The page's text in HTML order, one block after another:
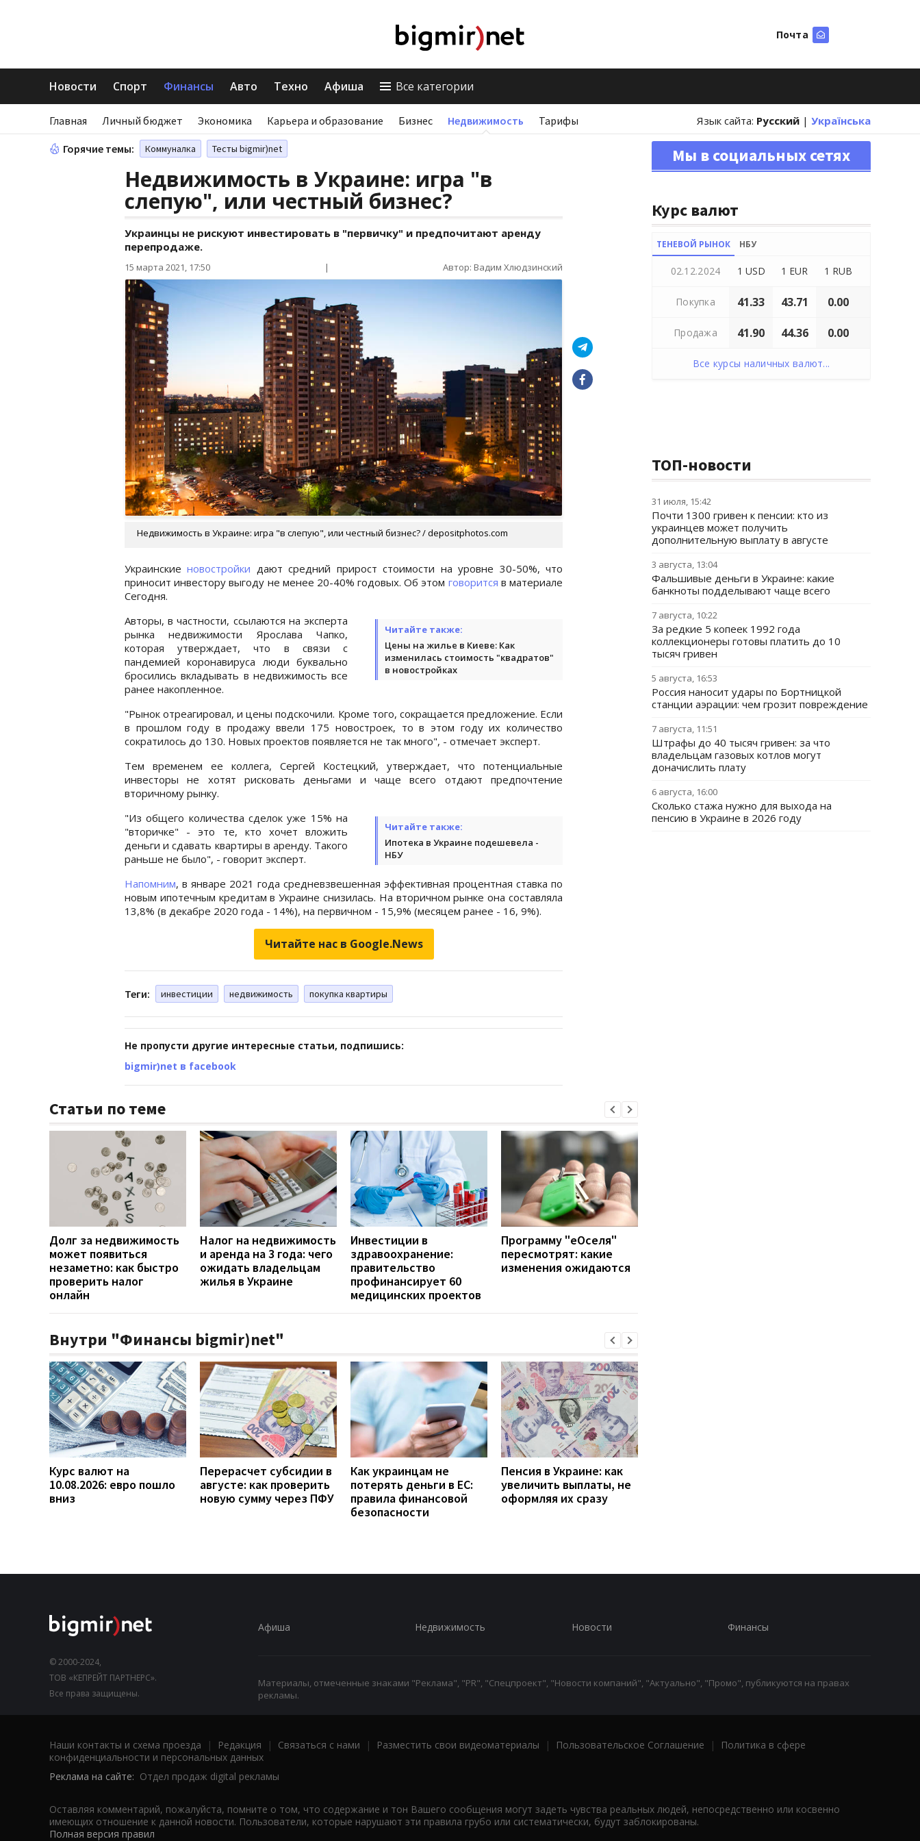
Почта
Новости Спорт Финансы Авто Техно Афиша Все категории
Главная Личный бюджет Экономика Карьера и образование Бизнес Недвижимость Тарифы Язык сайта: Русский | Українська
Горячие темы: Коммуналка Тесты bigmir)net
Недвижимость в Украине: игра "в
слепую", или честный бизнес?
Украинцы не рискуют инвестировать в "первичку" и предпочитают аренду
перепродаже.
15 марта 2021, 17:50 | Автор: Вадим Хлюдзинский
Недвижимость в Украине: игра "в слепую", или честный бизнес? / depositphotos.com
Украинскиеновостройки дают средний прирост стоимости на уровне 30-50%, что
приносит инвестору выгоду не менее 20-40% годовых. Об этом говорится в материале
Сегодня.
Читайте также:
Цены на жилье в Киеве: Как
изменилась стоимость "квадратов"
в новостройках
Авторы, в частности, ссылаются на эксперта
рынка недвижимости Ярослава Чапко,
которая утверждает, что в связи с
пандемией коронавируса люди буквально
бросились вкладывать в недвижимость все
ранее накопленное.
"Рынок отреагировал, и цены подскочили. Кроме того, сокращается предложение. Если
в прошлом году в продажу ввели 175 новостроек, то в этом году их количество
сократилось до 130. Новых проектов появляется не так много", - отмечает эксперт.
Тем временем ее коллега, Сергей Костецкий, утверждает, что потенциальные
инвесторы не хотят рисковать деньгами и чаще всего отдают предпочтение
вторичному рынку.
Читайте также:
Ипотека в Украине подешевела -
НБУ
"Из общего количества сделок уже 15% на
"вторичке" - это те, кто хочет вложить
деньги и сдавать квартиры в аренду. Такого
раньше не было", - говорит эксперт.
Напомним, в январе 2021 года средневзвешенная эффективная процентная ставка по
новым ипотечным кредитам в Украине снизилась. На вторичном рынке она составляла
13,8% (в декабре 2020 года - 14%), на первичном - 15,9% (месяцем ранее - 16, 9%).
Читайте нас в Google.News
Теги: инвестиции недвижимость покупка квартиры
Не пропусти другие интересные статьи, подпишись:
bigmir)net в facebook
Статьи по теме
Долг за недвижимость
может появиться
незаметно: как быстро
проверить налог
онлайн
Налог на недвижимость
и аренда на 3 года: чего
ожидать владельцам
жилья в Украине
Инвестиции в
здравоохранение:
правительство
профинансирует 60
медицинских проектов
Программу "еОселя"
пересмотрят: какие
изменения ожидаются
Внутри "Финансы bigmir)net"
Курс валют на
10.08.2026: евро пошло
вниз
Перерасчет субсидии в
августе: как проверить
новую сумму через ПФУ
Как украинцам не
потерять деньги в ЕС:
правила финансовой
безопасности
Пенсия в Украине: как
увеличить выплаты, не
оформляя их сразу
Мы в социальных сетях
Курс валют
ТЕНЕВОЙ РЫНОК НБУ
02.12.2024 1 USD 1 EUR 1 RUB
Покупка 41.33 43.71 0.00
Продажа 41.90 44.36 0.00
Все курсы наличных валют...
ТОП-новости
31 июля, 15:42
Почти 1300 гривен к пенсии: кто из
украинцев может получить
дополнительную выплату в августе
3 августа, 13:04
Фальшивые деньги в Украине: какие
банкноты подделывают чаще всего
7 августа, 10:22
За редкие 5 копеек 1992 года
коллекционеры готовы платить до 10
тысяч гривен
5 августа, 16:53
Россия наносит удары по Бортницкой
станции аэрации: чем грозит повреждение
7 августа, 11:51
Штрафы до 40 тысяч гривен: за что
владельцам газовых котлов могут
доначислить плату
6 августа, 16:00
Сколько стажа нужно для выхода на
пенсию в Украине в 2026 году
© 2000-2024,
ТОВ «КЕПРЕЙТ ПАРТНЕРС».
Все права защищены.
Афиша Недвижимость Новости Финансы
Материалы, отмеченные знаками "Реклама", "PR", "Спецпроект", "Новости компаний", "Актуально", "Промо", публикуются на правах
рекламы.
Наши контакты и схема проезда | Редакция | Связаться с нами | Разместить свои видеоматериалы | Пользовательское Соглашение |
Политика в сфере
конфиденциальности и персональных данных
Реклама на сайте: Отдел продаж digital рекламы
Оставляя комментарий, пожалуйста, помните о том, что содержание и тон Вашего сообщения могут задеть чувства реальных людей, непосредственно или косвенно
имеющих отношение к данной новости. Пользователи, которые нарушают эти правила грубо или систематически, будут заблокированы.
Полная версия правил